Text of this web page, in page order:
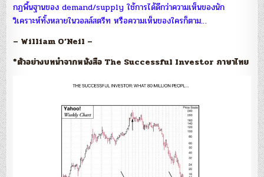
กฏพื้นฐานของ demand/supply ใช้การได้ดีกว่าความเห็นของนัก
วิเคราะห์ทั้งหลายในวอลล์สตรีท หรือความเห็นของใครก็ตาม…
– William O’Neil –
*ตัวอย่างบทนำจากหนังสือ The Successful Investor ภาษาไทย